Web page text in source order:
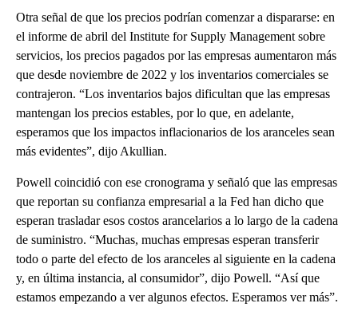
Otra señal de que los precios podrían comenzar a dispararse: en
el informe de abril del Institute for Supply Management sobre
servicios, los precios pagados por las empresas aumentaron más
que desde noviembre de 2022 y los inventarios comerciales se
contrajeron. “Los inventarios bajos dificultan que las empresas
mantengan los precios estables, por lo que, en adelante,
esperamos que los impactos inflacionarios de los aranceles sean
más evidentes”, dijo Akullian.
Powell coincidió con ese cronograma y señaló que las empresas
que reportan su confianza empresarial a la Fed han dicho que
esperan trasladar esos costos arancelarios a lo largo de la cadena
de suministro. “Muchas, muchas empresas esperan transferir
todo o parte del efecto de los aranceles al siguiente en la cadena
y, en última instancia, al consumidor”, dijo Powell. “Así que
estamos empezando a ver algunos efectos. Esperamos ver más”.